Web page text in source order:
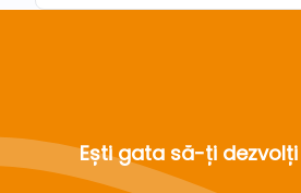
Ești gata să-ți